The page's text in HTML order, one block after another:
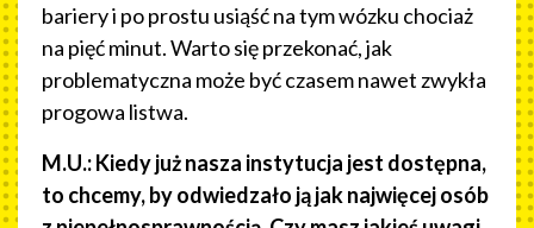
bariery i po prostu usiąść na tym wózku chociaż
na pięć minut. Warto się przekonać, jak
problematyczna może być czasem nawet zwykła
progowa listwa.
M.U.: Kiedy już nasza instytucja jest dostępna,
to chcemy, by odwiedzało ją jak najwięcej osób